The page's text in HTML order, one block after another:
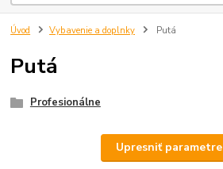
Úvod Vybavenie a doplnky Putá
Putá
Profesionálne
Upresniť parametre